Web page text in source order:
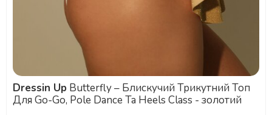
Dressin Up
Для Go-Go, Pole Dance Та Heels Class - золотий